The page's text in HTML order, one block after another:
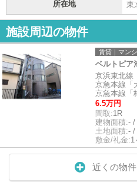
所在地 東
施設周辺の物件
賃貸｜マン
ベルトピア
京浜東北線
京急本線「
京急本線「
6.5万円
間取:1R
建物面積:- /
土地面積:- /
敷金/礼金:1
近くの物